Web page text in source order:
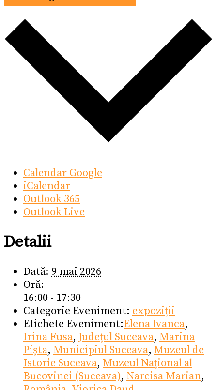
Calendar Google
iCalendar
Outlook 365
Outlook Live
Detalii
Dată: 9 mai 2026
Oră:
16:00 - 17:30
Categorie Eveniment: expoziții
Etichete Eveniment:Elena Ivanca,
Irina Fusa, Județul Suceava, Marina
Pișta, Municipiul Suceava, Muzeul de
Istorie Suceava, Muzeul Național al
Bucovinei (Suceava), Narcisa Marian,